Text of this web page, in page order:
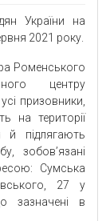
України на
2021 року.
Роменського
центру
призовники,
на території
підлягають
зобов’язані
Сумська
27 у
зазначені в